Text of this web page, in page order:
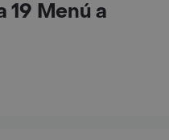
19 Menú a